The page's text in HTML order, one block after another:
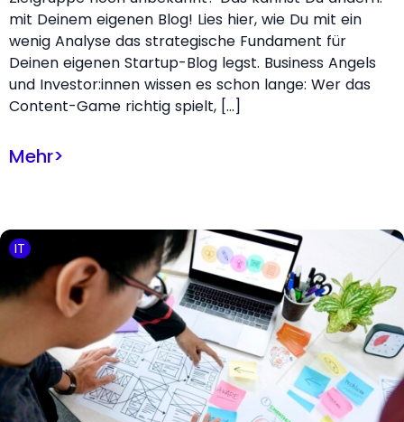
mit Deinem eigenen Blog! Lies hier, wie Du mit ein
wenig Analyse das strategische Fundament für
Deinen eigenen Startup-Blog legst. Business Angels
und Investor:innen wissen es schon lange: Wer das
Content-Game richtig spielt, […]
Mehr>
IT